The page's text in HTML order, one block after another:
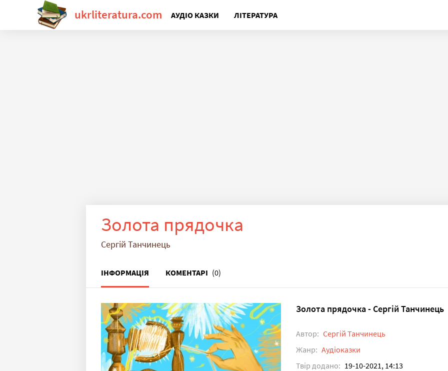
ukrliteratura.com АУДІО КАЗКИ ЛІТЕРАТУРА
Золота прядочка
Сергій Танчинець
ІНФОРМАЦІЯ КОМЕНТАРІ (0)
Золота прядочка - Сергій Танчинець
Автор: Сергій Танчинець
Жанр: Аудіоказки
Твір додано: 19-10-2021, 14:13